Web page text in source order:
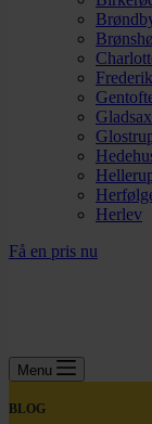
Herlev
Få en pris nu
Menu
BLOG